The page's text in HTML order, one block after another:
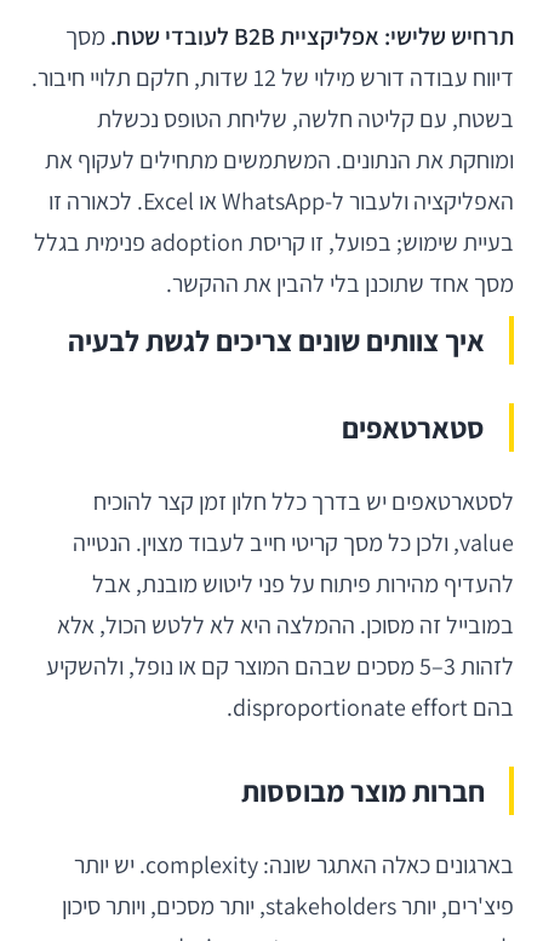
תרחיש שלישי: אפליקציית B2B לעובדי שטח.
מסך
דיווח עבודה דורש מילוי של 12 שדות, חלקם תלויי חיבור.
בשטח, עם קליטה חלשה, שליחת הטופס נכשלת
ומוחקת את הנתונים. המשתמשים מתחילים לעקוף את
האפליקציה ולעבור ל-WhatsApp או Excel. לכאורה זו
בעיית שימוש; בפועל, זו קריסת adoption פנימית בגלל
מסך אחד שתוכנן בלי להבין את ההקשר.
איך צוותים שונים צריכים לגשת לבעיה
סטארטאפים
לסטארטאפים יש בדרך כלל חלון זמן קצר להוכיח
value, ולכן כל מסך קריטי חייב לעבוד מצוין. הנטייה
להעדיף מהירות פיתוח על פני ליטוש מובנת, אבל
במובייל זה מסוכן. ההמלצה היא לא ללטש הכול, אלא
לזהות 3–5 מסכים שבהם המוצר קם או נופל, ולהשקיע
בהם disproportionate effort.
חברות מוצר מבוססות
בארגונים כאלה האתגר שונה: complexity. יש יותר
פיצ'רים, יותר stakeholders, יותר מסכים, ויותר סיכון